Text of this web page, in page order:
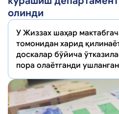
олинди
У Жиззах шаҳар
томонидан харид
доскалар бўйича
пора олаётганди